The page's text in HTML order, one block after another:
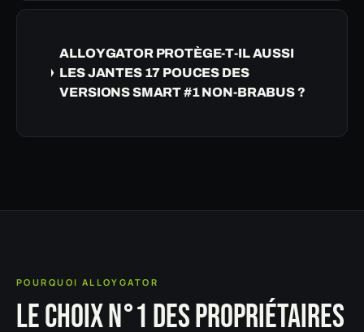
ALLOYGATOR PROTÈGE-T-IL AUSSI
LES JANTES 17 POUCES DES
VERSIONS SMART #1 NON-BRABUS ?
POURQUOI ALLOYGATOR
LE CHOIX N°1 DES PROPRIÉTAIRES